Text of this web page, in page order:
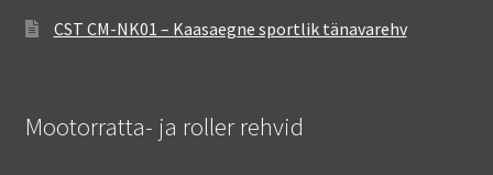
CST CM-NK01 – Kaasaegne sportlik tänavarehv
Mootorratta- ja roller rehvid